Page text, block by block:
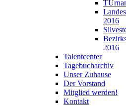
2016
2016
Talentcenter
Tagebucharchiv
Unser Zuhause
Der Vorstand
Mitglied werden!
Kontakt